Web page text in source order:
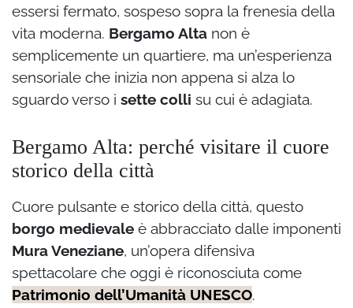
essersi fermato, sospeso sopra la frenesia della
vita moderna. Bergamo Alta non è
semplicemente un quartiere, ma un’esperienza
sensoriale che inizia non appena si alza lo
sguardo verso i sette colli su cui è adagiata.
Bergamo Alta: perché visitare il cuore
storico della città
Cuore pulsante e storico della città, questo
borgo medievale è abbracciato dalle imponenti
Mura Veneziane, un’opera difensiva
spettacolare che oggi è riconosciuta come
Patrimonio dell’Umanità UNESCO.